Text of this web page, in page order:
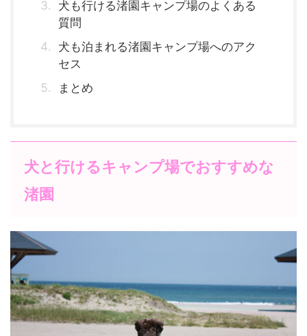
犬も行ける渚園キャンプ場のよくある
質問
犬も泊まれる渚園キャンプ場へのアク
セス
まとめ
犬と行けるキャンプ場でおすすめな
渚園